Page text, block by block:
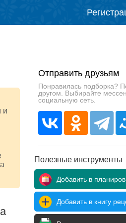
и
Отправить друзьям
Понравилась подборка?
другом. Выбирайте
социальную сеть.
Полезные инструменты
Добавить в
Добавить в книгу